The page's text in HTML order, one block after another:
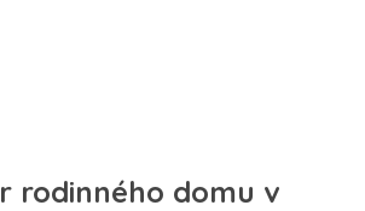
rodinného domu v